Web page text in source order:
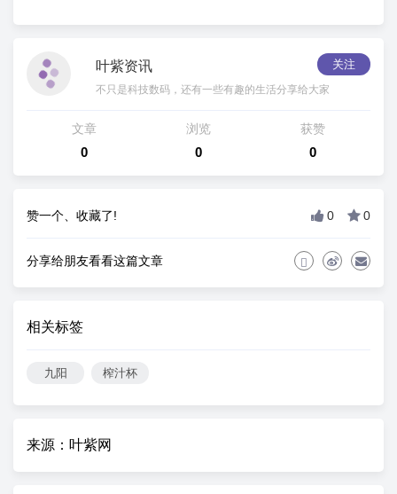
叶紫资讯 关注
不只是科技数码，还有一些有趣的生活分享给大家
文章
0
浏览
0
获赞
0
赞一个、收藏了! 0 0
分享给朋友看看这篇文章
相关标签
九阳 榨汁杯
来源：叶紫网